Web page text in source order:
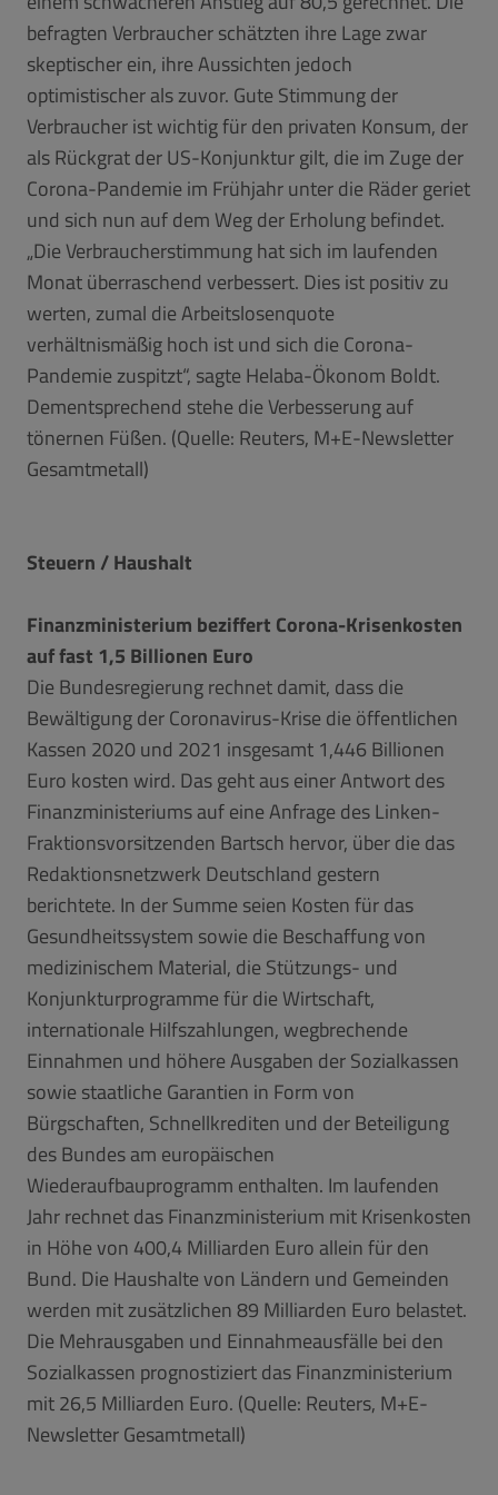
befragten Verbraucher schätzten ihre Lage zwar
skeptischer ein, ihre Aussichten jedoch
optimistischer als zuvor. Gute Stimmung der
Verbraucher ist wichtig für den privaten Konsum, der
als Rückgrat der US-Konjunktur gilt, die im Zuge der
Corona-Pandemie im Frühjahr unter die Räder geriet
und sich nun auf dem Weg der Erholung befindet.
„Die Verbraucherstimmung hat sich im laufenden
Monat überraschend verbessert. Dies ist positiv zu
werten, zumal die Arbeitslosenquote
verhältnismäßig hoch ist und sich die Corona-
Pandemie zuspitzt“, sagte Helaba-Ökonom Boldt.
Dementsprechend stehe die Verbesserung auf
tönernen Füßen. (Quelle: Reuters, M+E-Newsletter
Gesamtmetall)
Steuern / Haushalt
Finanzministerium beziffert Corona-Krisenkosten
auf fast 1,5 Billionen Euro
Die Bundesregierung rechnet damit, dass die
Bewältigung der Coronavirus-Krise die öffentlichen
Kassen 2020 und 2021 insgesamt 1,446 Billionen
Euro kosten wird. Das geht aus einer Antwort des
Finanzministeriums auf eine Anfrage des Linken-
Fraktionsvorsitzenden Bartsch hervor, über die das
Redaktionsnetzwerk Deutschland gestern
berichtete. In der Summe seien Kosten für das
Gesundheitssystem sowie die Beschaffung von
medizinischem Material, die Stützungs- und
Konjunkturprogramme für die Wirtschaft,
internationale Hilfszahlungen, wegbrechende
Einnahmen und höhere Ausgaben der Sozialkassen
sowie staatliche Garantien in Form von
Bürgschaften, Schnellkrediten und der Beteiligung
des Bundes am europäischen
Wiederaufbauprogramm enthalten. Im laufenden
Jahr rechnet das Finanzministerium mit Krisenkosten
in Höhe von 400,4 Milliarden Euro allein für den
Bund. Die Haushalte von Ländern und Gemeinden
werden mit zusätzlichen 89 Milliarden Euro belastet.
Die Mehrausgaben und Einnahmeausfälle bei den
Sozialkassen prognostiziert das Finanzministerium
mit 26,5 Milliarden Euro. (Quelle: Reuters, M+E-
Newsletter Gesamtmetall)